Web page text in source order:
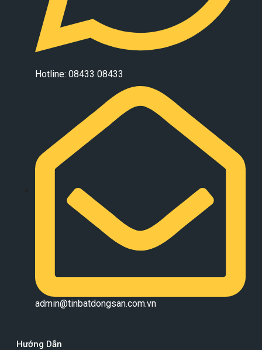
Hotline: 08433 08433
admin@tinbatdongsan.com.vn
Hướng Dẫn